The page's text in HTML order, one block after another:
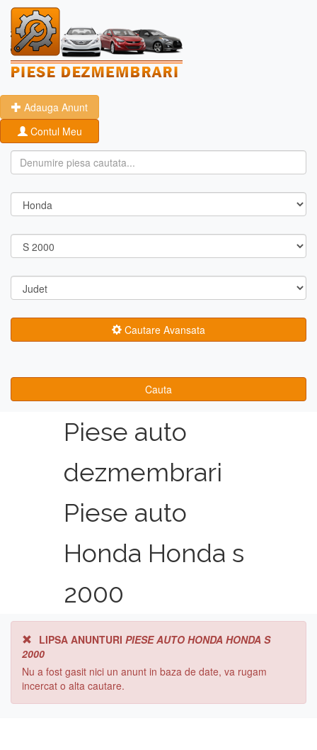
Adauga Anunt
Contul Meu
Cautare Avansata
Cauta
Piese auto
dezmembrari
Piese auto
Honda Honda s
2000
LIPSA ANUNTURI PIESE AUTO HONDA HONDA S
2000
Nu a fost gasit nici un anunt in baza de date, va rugam
incercat o alta cautare.